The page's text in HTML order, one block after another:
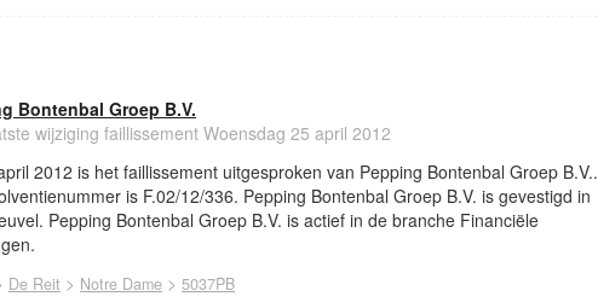
Bontenbal Groep B.V.
wijziging faillissement Woensdag 25 april 2012
2012 is het faillissement uitgesproken van Pepping Bontenbal Groep B.V..
is F.02/12/336. Pepping Bontenbal Groep B.V. is gevestigd in
Pepping Bontenbal Groep B.V. is actief in de branche Financiële
De Reit > Notre Dame > 5037PB